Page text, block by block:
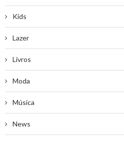
Kids
Lazer
Livros
Moda
Música
News